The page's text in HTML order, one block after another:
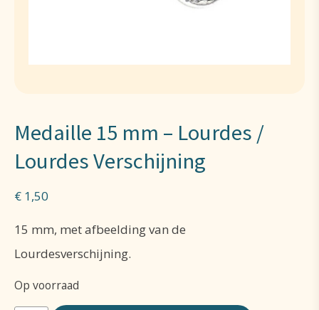
Medaille 15 mm – Lourdes /
Lourdes Verschijning
€ 1,50
15 mm, met afbeelding van de
Lourdesverschijning.
Op voorraad